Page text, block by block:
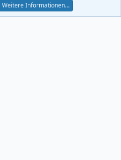
Weitere Informationen…